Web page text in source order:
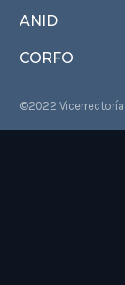
ANID
CORFO
©2022